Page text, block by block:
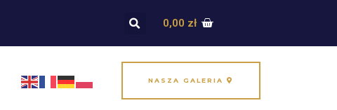
0,00 zł
NASZA GALERIA